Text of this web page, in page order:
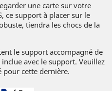
une carte sur votre
ce support à placer sur le
tiendra les chocs de la
le support accompagné de
avec le support. Veuillez
pour cette dernière.